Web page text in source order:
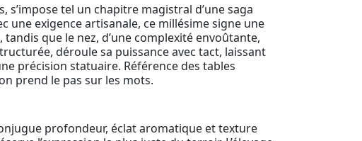
s’impose tel un chapitre magistral d’une saga
une exigence artisanale, ce millésime signe une
que le nez, d’une complexité envoûtante,
déroule sa puissance avec tact, laissant
précision statuaire. Référence des tables
prend le pas sur les mots.
profondeur, éclat aromatique et texture